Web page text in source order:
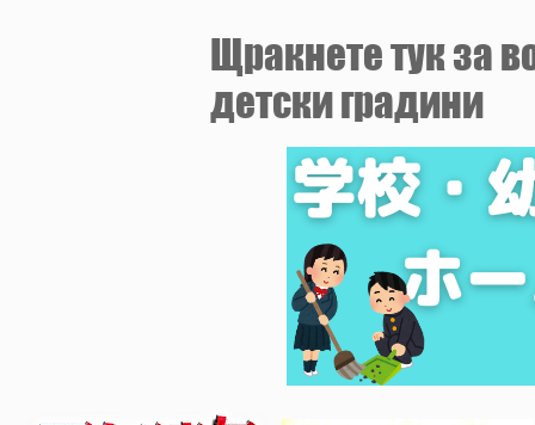
​Щракнете тук за
детски градини